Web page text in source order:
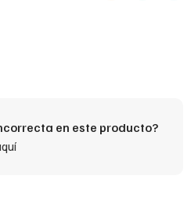
en este producto?